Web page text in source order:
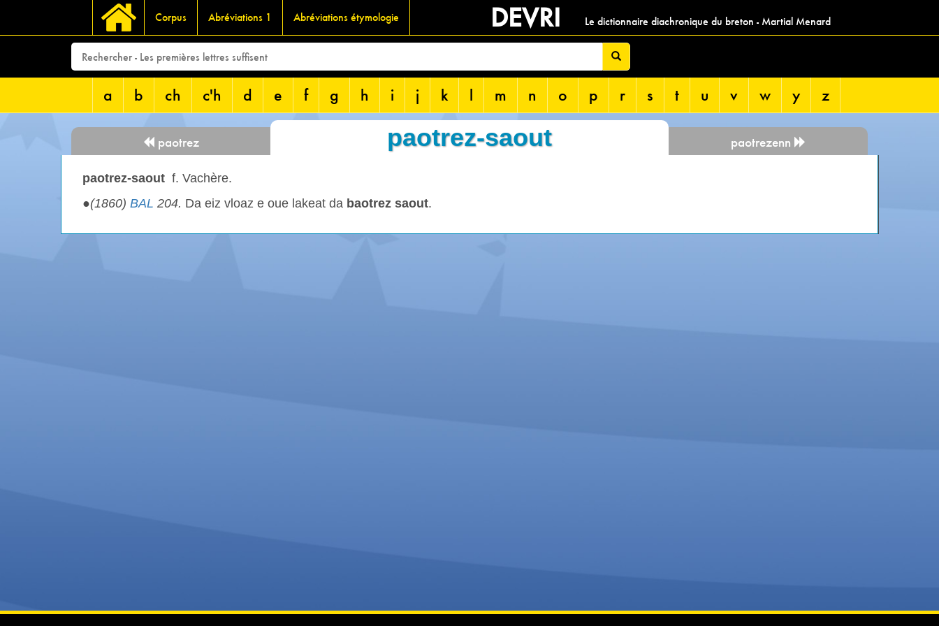
Corpus Abréviations 1 Abréviations étymologie DEVRI Le dictionnaire diachronique du breton - Martial Menard
a b ch c'h d e f g h i j k l m n o p r s t u v w y z
paotrez paotrez-saout paotrezenn
paotrez-saout f. Vachère.
●(1860) BAL 204. Da eiz vloaz e oue lakeat da baotrez saout.